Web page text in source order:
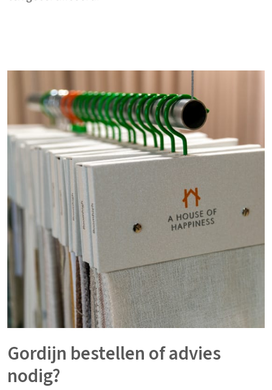
Gordijn bestellen of advies
nodig?